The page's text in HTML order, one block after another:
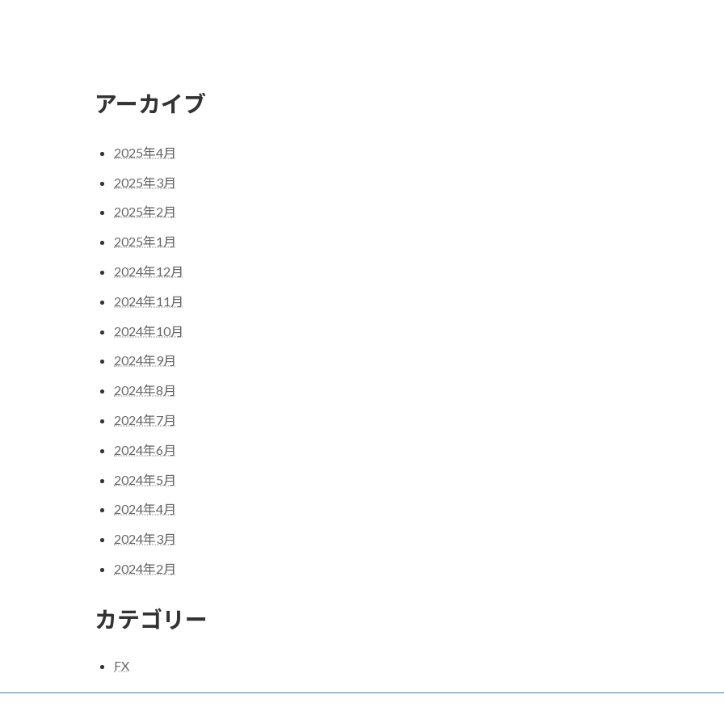
アーカイブ
2025年4月
2025年3月
2025年2月
2025年1月
2024年12月
2024年11月
2024年10月
2024年9月
2024年8月
2024年7月
2024年6月
2024年5月
2024年4月
2024年3月
2024年2月
カテゴリー
FX